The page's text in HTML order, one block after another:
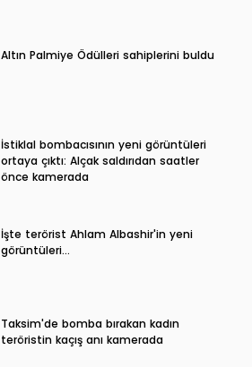
Altın Palmiye Ödülleri sahiplerini buldu
İstiklal bombacısının yeni görüntüleri
ortaya çıktı: Alçak saldırıdan saatler
önce kamerada
İşte terörist Ahlam Albashir'in yeni
görüntüleri…
Taksim'de bomba bırakan kadın
teröristin kaçış anı kamerada